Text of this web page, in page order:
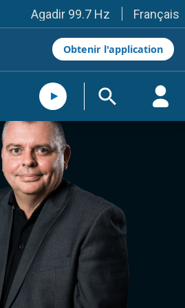
Agadir 99.7 Hz
Tanger 103.3 Hz
Tétouan 87.8 Hz
Fès 98.8 Hz
Meknès 97.2 Hz
El Jadida 97.3
Settat 104,6
Essaouira 96.6
Safi 92.3
Taza 103.0
Taounate 95.6
Tiznit 103.1
SkhourRhamna 92.2
Taroudant 104.9
Guelmim 91.9
Tan-Tan 95.2
Tafraout 104.9
Casablanca 92.5 Hz
Rabat, Salé 106.9 Hz
Marrakech 90.5 Hz
Français
Obtenir l'application